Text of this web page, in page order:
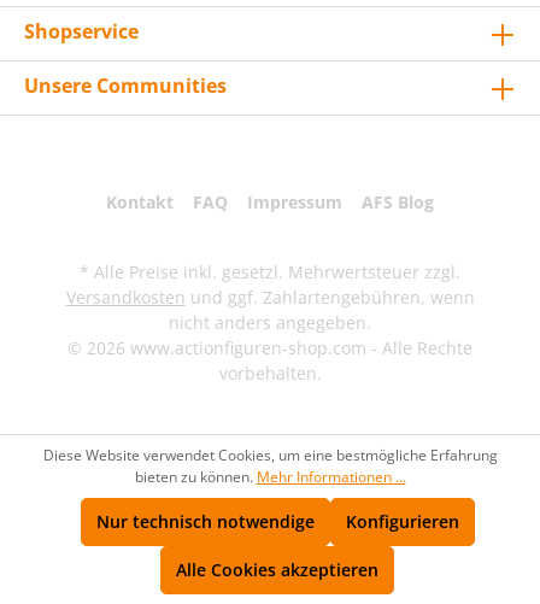
Shopservice
Unsere Communities
Kontakt FAQ Impressum AFS Blog
* Alle Preise inkl. gesetzl. Mehrwertsteuer zzgl.
Versandkosten und ggf. Zahlartengebühren, wenn
nicht anders angegeben.
© 2026 www.actionfiguren-shop.com - Alle Rechte
vorbehalten.
Diese Website verwendet Cookies, um eine bestmögliche Erfahrung
bieten zu können. Mehr Informationen ...
Nur technisch notwendige Konfigurieren
Alle Cookies akzeptieren